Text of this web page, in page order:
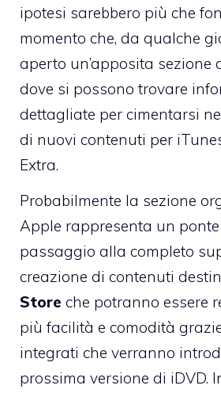
ipotesi sarebbero più che
momento che, da qualche
aperto un’apposita sezione
dove si possono trovare
dettagliate per cimentarsi
di nuovi contenuti per
Extra.
Probabilmente la sezione
Apple rappresenta un
passaggio alla completo
creazione di contenuti
Store che potranno essere
più facilità e comodità
integrati che verranno
prossima versione di iDVD.